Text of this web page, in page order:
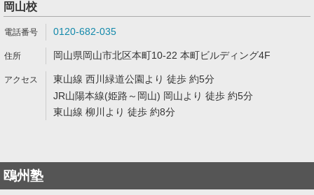
岡山校
0120-682-035
岡山県岡山市北区本町10-22 本町ビルディング4F
東山線 西川緑道公園より 徒歩 約5分
JR山陽本線(姫路～岡山) 岡山より 徒歩 約5分
東山線 柳川より 徒歩 約8分
鴎州塾